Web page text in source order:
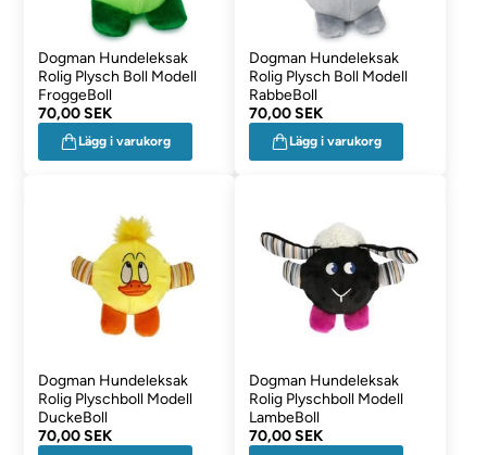
Dogman Hundeleksak
Rolig Plysch Boll Modell
FroggeBoll
70,00 SEK
Lägg i varukorg
Dogman Hundeleksak
Rolig Plysch Boll Modell
RabbeBoll
70,00 SEK
Lägg i varukorg
Dogman Hundeleksak
Rolig Plyschboll Modell
DuckeBoll
70,00 SEK
Dogman Hundeleksak
Rolig Plyschboll Modell
LambeBoll
70,00 SEK